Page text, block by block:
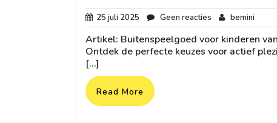
25 juli 2025 25
juli
2025
Geen reacties Geen
reacties
bemini
Artikel: Buitenspeelgoed voor kinderen
Ontdek de perfecte keuzes voor actief
[…]
Read More